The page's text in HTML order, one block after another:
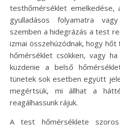
testhőmérséklet emelkedése,
gyulladásos folyamatra
szemben a hidegrázás a test
izmai összehúzódnak, hogy
hőmérséklet csökken, vagy
küzdenie a belső
tünetek sok esetben együtt
megértsük, mi állhat a
reagálhassunk rájuk.
A test hőmérséklete